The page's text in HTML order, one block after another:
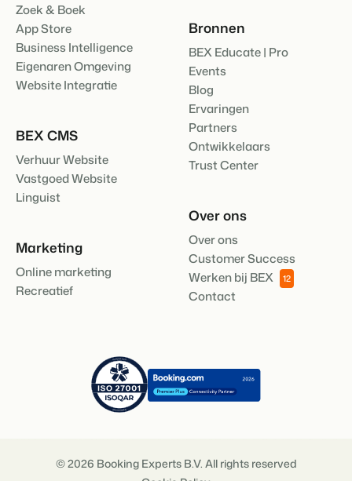
Zoek & Boek
App Store
Business Intelligence
Eigenaren Omgeving
Website Integratie
BEX CMS
Verhuur Website
Vastgoed Website
Linguist
Marketing
Online marketing
Recreatief
Bronnen
BEX Educate | Pro
Events
Blog
Ervaringen
Partners
Ontwikkelaars
Trust Center
Over ons
Over ons
Customer Success
Werken bij BEX
12
Contact
© 2026 Booking Experts B.V. All rights reserved